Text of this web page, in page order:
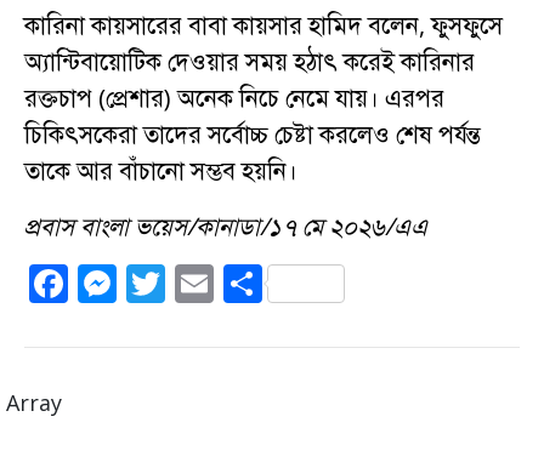
কারিনা কায়সারের বাবা কায়সার হামিদ বলেন, ফুসফুসে
অ্যান্টিবায়োটিক দেওয়ার সময় হঠাৎ করেই কারিনার
রক্তচাপ (প্রেশার) অনেক নিচে নেমে যায়। এরপর
চিকিৎসকেরা তাদের সর্বোচ্চ চেষ্টা করলেও শেষ পর্যন্ত
তাকে আর বাঁচানো সম্ভব হয়নি।
প্রবাস বাংলা ভয়েস/কানাডা/১৭ মে ২০২৬/এএ
F
c
M
ss
T
it
E
ai
S
a
Array